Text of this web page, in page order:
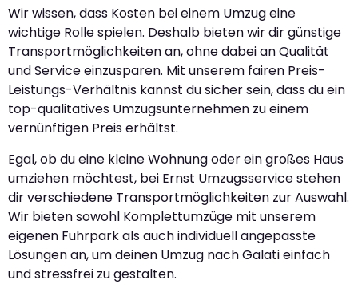
Wir wissen, dass Kosten bei einem Umzug eine
wichtige Rolle spielen. Deshalb bieten wir dir günstige
Transportmöglichkeiten an, ohne dabei an Qualität
und Service einzusparen. Mit unserem fairen Preis-
Leistungs-Verhältnis kannst du sicher sein, dass du ein
top-qualitatives Umzugsunternehmen zu einem
vernünftigen Preis erhältst.
Egal, ob du eine kleine Wohnung oder ein großes Haus
umziehen möchtest, bei Ernst Umzugsservice stehen
dir verschiedene Transportmöglichkeiten zur Auswahl.
Wir bieten sowohl Komplettumzüge mit unserem
eigenen Fuhrpark als auch individuell angepasste
Lösungen an, um deinen Umzug nach Galati einfach
und stressfrei zu gestalten.